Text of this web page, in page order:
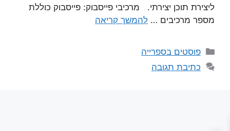
ליצירת תוכן יצירתי. מרכיבי פייסבוק: פייסבוק כוללת
מספר מרכיבים … להמשך קריאה
קטגוריות
פוסטים בספרייה
כתיבת תגובה